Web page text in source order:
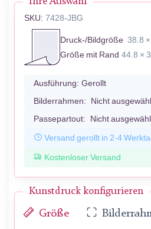
SKU: 7428-JBG
Druck-/Bildgröße 38.8
Größe mit Rand 44.8 ×
Ausführung: Gerollt
Bilderrahmen: Nicht
Passepartout: Nicht
Versand gerollt in 2-4
Kostenloser Versand
Kunstdruck konfigurieren
Größe